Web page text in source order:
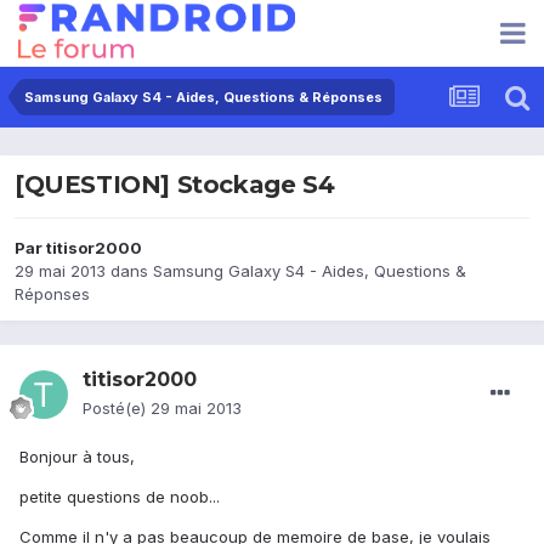
Samsung Galaxy S4 - Aides, Questions & Réponses
[QUESTION] Stockage S4
Partitisor2000
29 mai 2013 dans Samsung Galaxy S4 - Aides, Questions &
Réponses
titisor2000
Posté(e) 29 mai 2013
Bonjour à tous,
petite questions de noob...
Comme il n'y a pas beaucoup de memoire de base, je voulais